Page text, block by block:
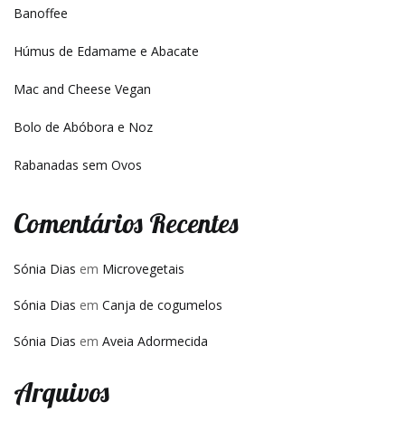
Banoffee
Húmus de Edamame e Abacate
Mac and Cheese Vegan
Bolo de Abóbora e Noz
Rabanadas sem Ovos
Comentários Recentes
Sónia Dias em Microvegetais
Sónia Dias em Canja de cogumelos
Sónia Dias em Aveia Adormecida
Arquivos